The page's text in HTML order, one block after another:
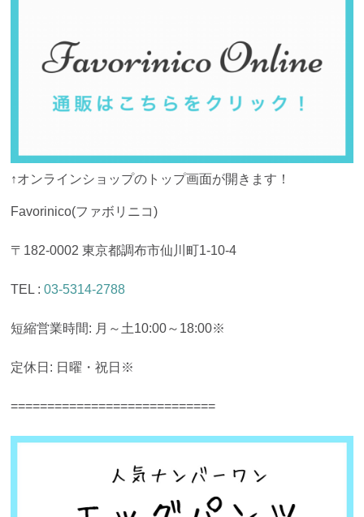
↑オンラインショップのトップ画面が開きます！
Favorinico(ファボリニコ)
〒182-0002 東京都調布市仙川町1-10-4
TEL :03-5314-2788
短縮営業時間: 月～土10:00～18:00※
定休日: 日曜・祝日※
============================